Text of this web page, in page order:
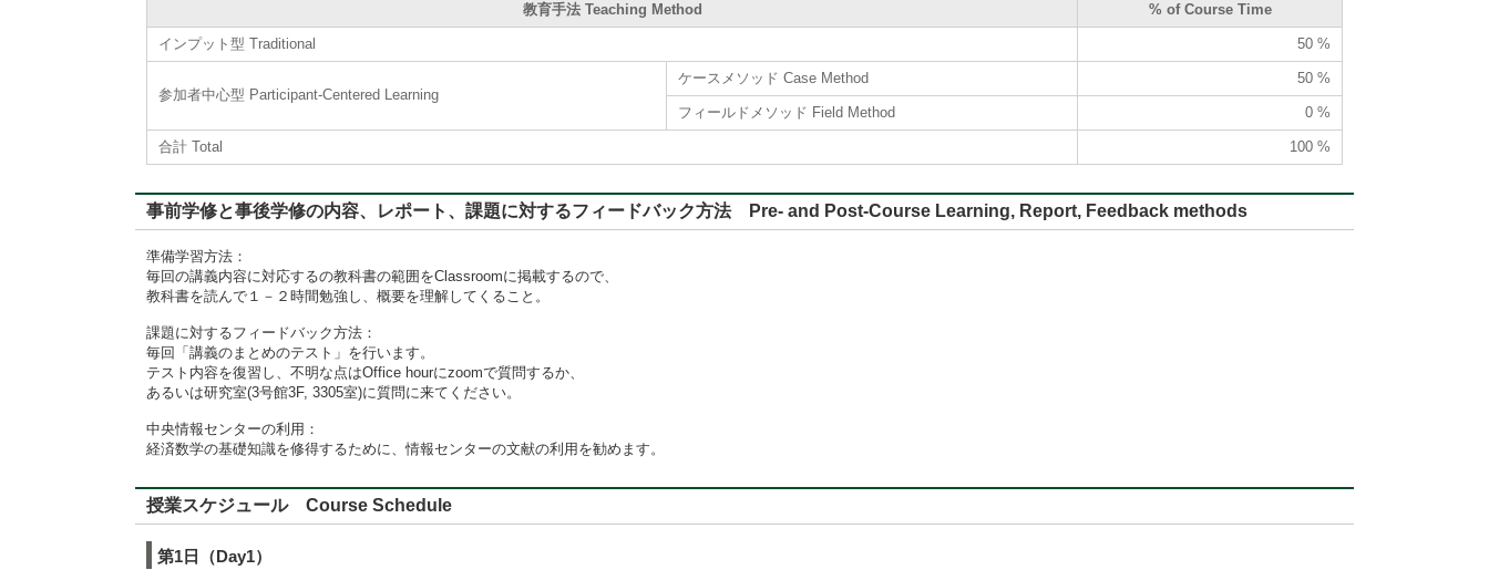
教育手法 Teaching Method % of Course Time
インプット型 Traditional 50 %
参加者中心型 Participant-Centered Learning
ケースメソッド Case Method 50 %
フィールドメソッド Field Method 0 %
合計 Total 100 %
事前学修と事後学修の内容、レポート、課題に対するフィードバック方法 Pre- and Post-Course Learning, Report, Feedback methods
準備学習方法：
毎回の講義内容に対応するの教科書の範囲をClassroomに掲載するので、
教科書を読んで１－２時間勉強し、概要を理解してくること。
課題に対するフィードバック方法：
毎回「講義のまとめのテスト」を行います。
テスト内容を復習し、不明な点はOffice hourにzoomで質問するか、
あるいは研究室(3号館3F, 3305室)に質問に来てください。
中央情報センターの利用：
経済数学の基礎知識を修得するために、情報センターの文献の利用を勧めます。
授業スケジュール Course Schedule
第1日（Day1）